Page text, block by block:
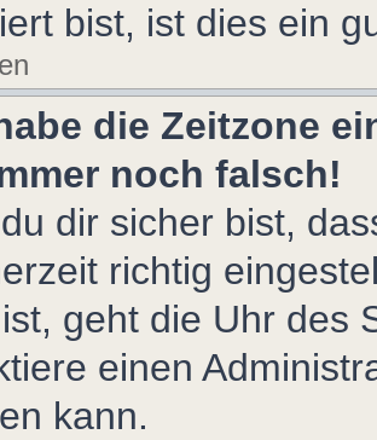
bist, ist dies ein
die Zeitzone
noch falsch!
dir sicher bist,
richtig
geht die Uhr des
einen
kann.